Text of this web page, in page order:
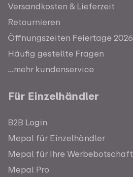
Versandkosten & Lieferzeit
Retournieren
Öffnungszeiten Feiertage 2026
Häufig gestellte Fragen
...mehr kundenservice
Für Einzelhändler
B2B Login
Mepal für Einzelhändler
Mepal für Ihre Werbebotschaft
Mepal Pro